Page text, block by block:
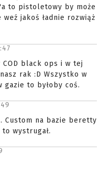
to pistoletowy by może
jakoś ładnie rozwiąż
COD black ops i w tej
rak :D Wszystko w
gazie to byłoby coś.
Custom na bazie beretty
wystrugał.